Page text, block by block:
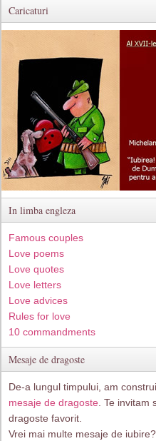
Caricaturi
In limba engleza
Famous couples
Love poems
Love quotes
Love letters
Love advices
Rules for love
10 commandments
Mesaje de dragoste
De-a lungul timpului, am
mesaje de dragoste . Te
dragoste favorit.
Vrei mai multe mesaje de